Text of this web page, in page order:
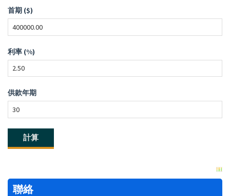
首期 ($)
利率 (%)
供款年期
聯絡